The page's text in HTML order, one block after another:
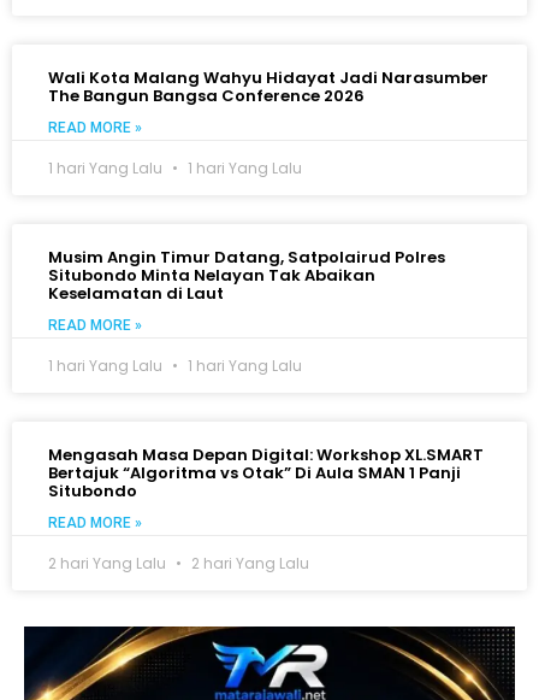
Wali Kota Malang Wahyu Hidayat Jadi Narasumber
The Bangun Bangsa Conference 2026
READ MORE »
1 hari Yang Lalu 1 hari Yang Lalu
Musim Angin Timur Datang, Satpolairud Polres
Situbondo Minta Nelayan Tak Abaikan
Keselamatan di Laut
READ MORE »
1 hari Yang Lalu 1 hari Yang Lalu
Mengasah Masa Depan Digital: Workshop XL.SMART
Bertajuk “Algoritma vs Otak” Di Aula SMAN 1 Panji
Situbondo
READ MORE »
2 hari Yang Lalu 2 hari Yang Lalu